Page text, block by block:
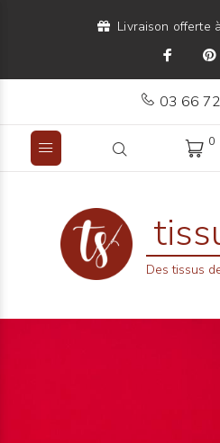
Livraison offerte
03 66
0
Des tissus